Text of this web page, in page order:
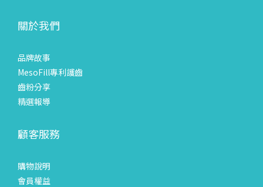
關於我們
品牌故事
MesoFill專利護齒
齒粉分享
精選報導
顧客服務
購物說明
會員權益